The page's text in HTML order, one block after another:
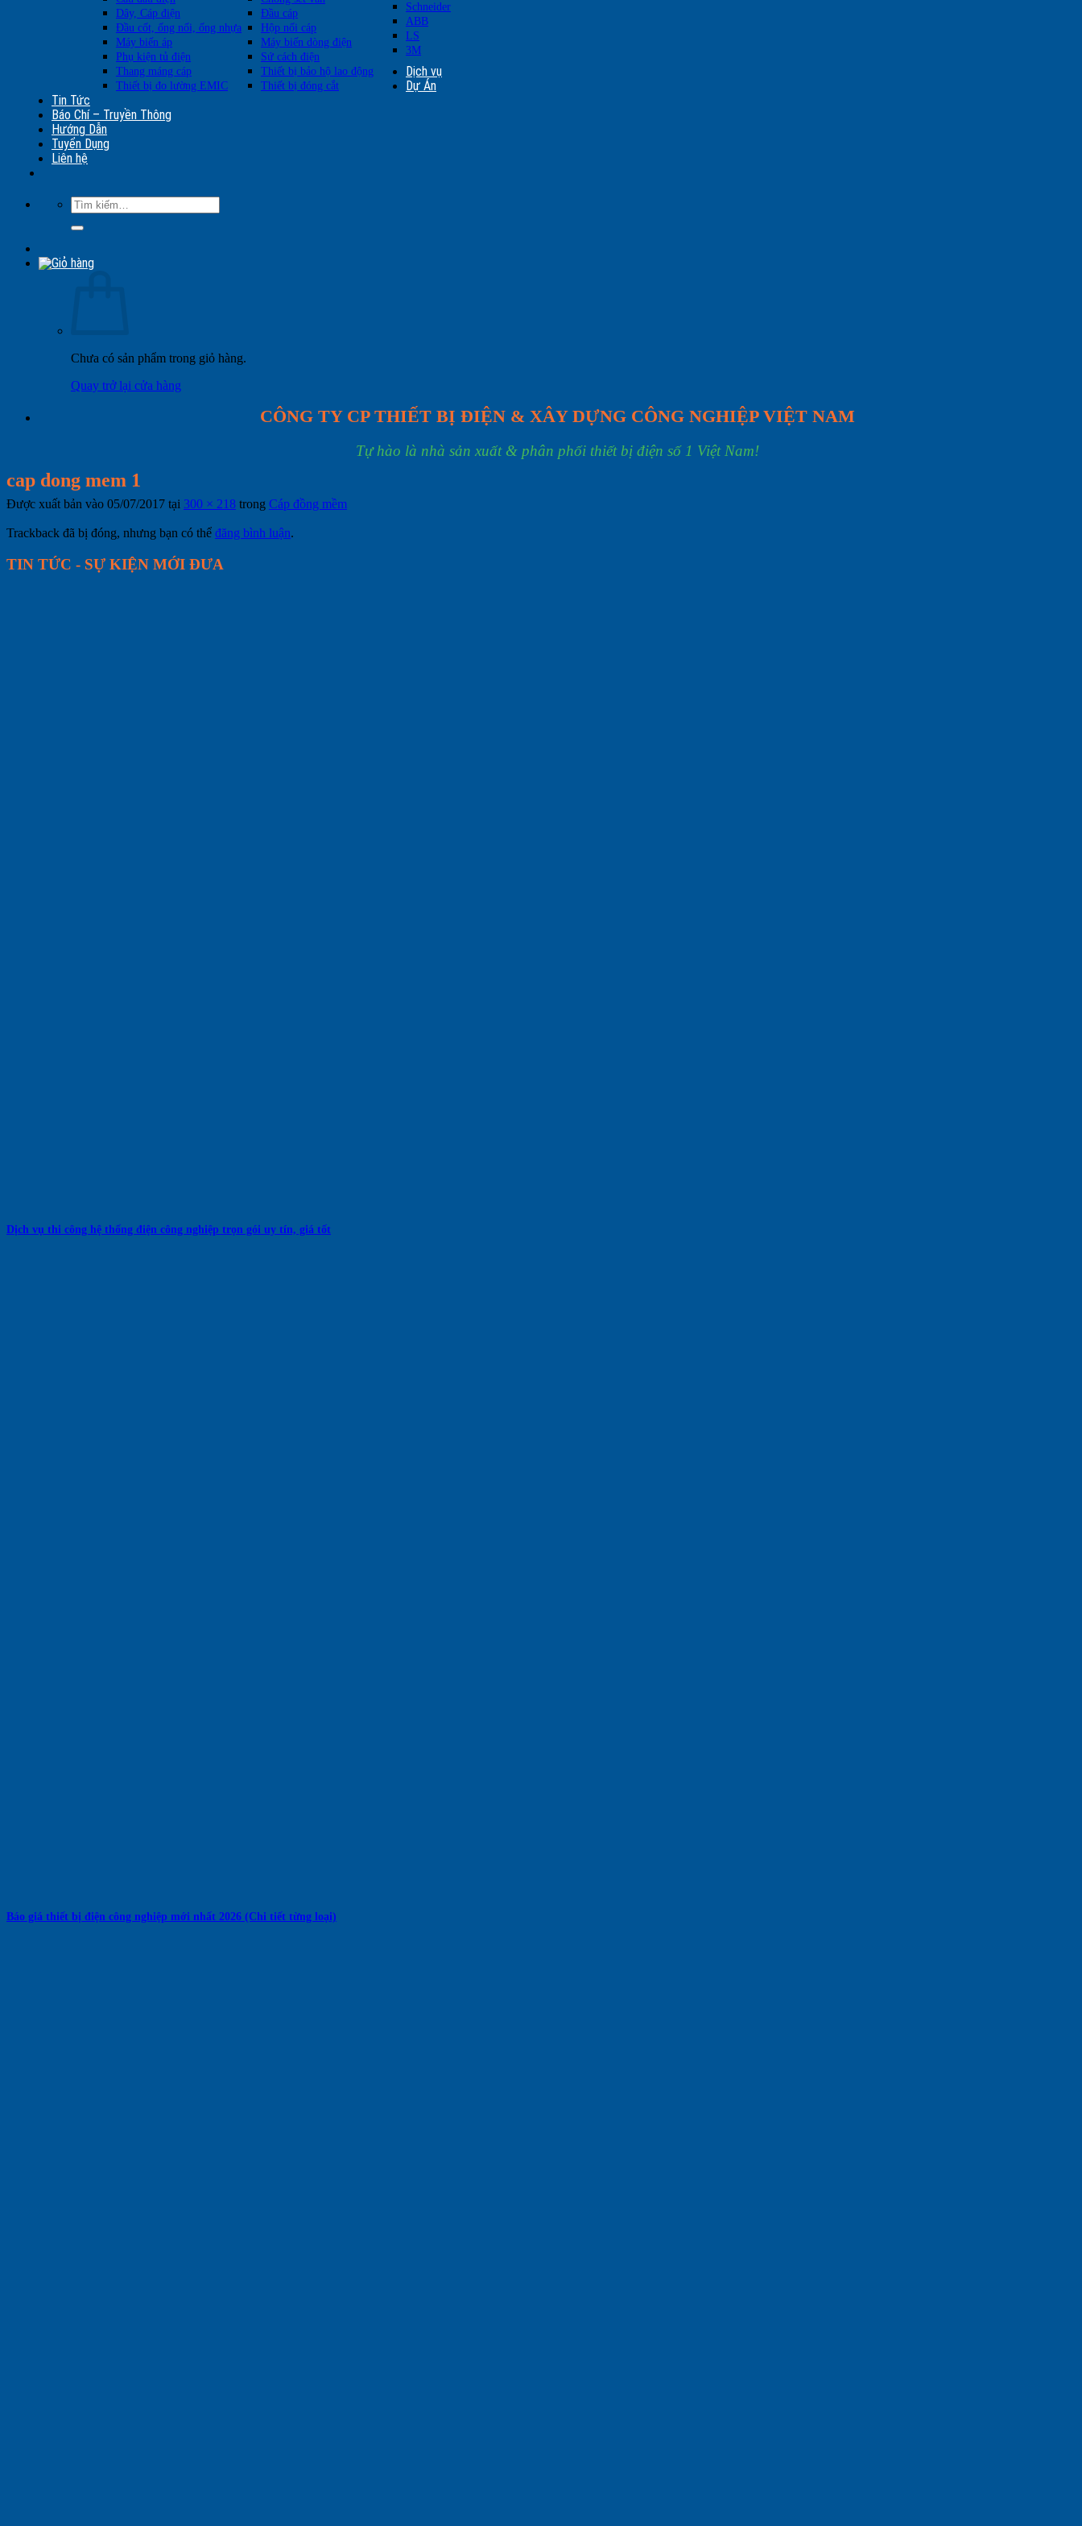
Dây, Cáp điện
Đầu cáp
Đầu cốt, ống nối, ống nhựa
Hộp nối cáp
Máy biến áp
Máy biến dòng điện
Phụ kiện tủ điện
Sứ cách điện
Thang máng cáp
Thiết bị bảo hộ lao động
Thiết bị đo lường EMIC
Thiết bị đóng cắt
Schneider
ABB
LS
3M
Dịch vụ
Dự Án
Tin Tức
Báo Chí – Truyền Thông
Hướng Dẫn
Tuyển Dụng
Liên hệ
Tìm
kiếm:
Chưa có sản phẩm trong giỏ hàng.
Quay trở lại cửa hàng
CÔNG TY CP THIẾT BỊ ĐIỆN & XÂY DỰNG CÔNG NGHIỆP VIỆT NAM
Tự hào là nhà sản xuất & phân phối thiết bị điện số 1 Việt Nam!
cap dong mem 1
Được xuất bản vào 05/07/2017 tại 300 × 218 trong Cáp đồng mềm
Trackback đã bị đóng, nhưng bạn có thể đăng bình luận.
TIN TỨC - SỰ KIỆN MỚI ĐƯA
Dịch vụ thi công hệ thống điện công nghiệp trọn gói uy tín, giá tốt
Báo giá thiết bị điện công nghiệp mới nhất 2026 (Chi tiết từng loại)